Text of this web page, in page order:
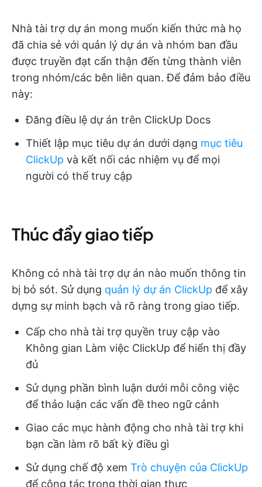
Nhà tài trợ dự án mong muốn kiến thức mà họ
đã chia sẻ với quản lý dự án và nhóm ban đầu
được truyền đạt cẩn thận đến từng thành viên
trong nhóm/các bên liên quan. Để đảm bảo điều
này:
Đăng điều lệ dự án trên ClickUp Docs
Thiết lập mục tiêu dự án dưới dạng mục tiêu
ClickUp và kết nối các nhiệm vụ để mọi
người có thể truy cập
Thúc đẩy giao tiếp
Không có nhà tài trợ dự án nào muốn thông tin
bị bỏ sót. Sử dụng quản lý dự án ClickUp để xây
dựng sự minh bạch và rõ ràng trong giao tiếp.
Cấp cho nhà tài trợ quyền truy cập vào
Không gian Làm việc ClickUp để hiển thị đầy
đủ
Sử dụng phần bình luận dưới mỗi công việc
để thảo luận các vấn đề theo ngữ cảnh
Giao các mục hành động cho nhà tài trợ khi
bạn cần làm rõ bất kỳ điều gì
Sử dụng chế độ xem Trò chuyện của ClickUp
để cộng tác trong thời gian thực